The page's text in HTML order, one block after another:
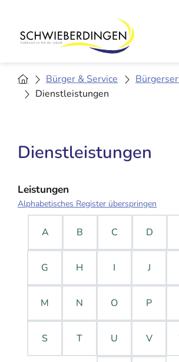
Bürger & Service
Dienstleistungen
Dienstleistungen
Leistungen
Alphabetisches Register überspringen
A B C D
G H I J
M N O P
S T U V